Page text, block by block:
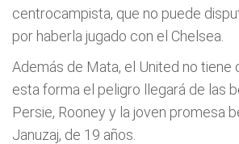
centrocampista, que no puede
por haberla jugado con el Chelsea.
Además de Mata, el United no tiene
esta forma el peligro llegará de las
Persie, Rooney y la joven promesa
Januzaj, de 19 años.